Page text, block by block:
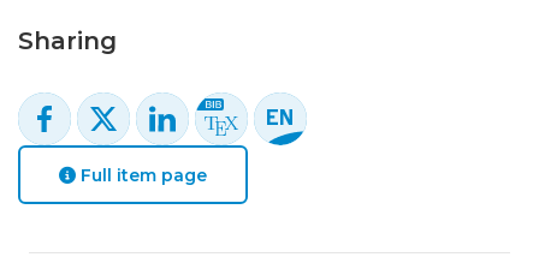
Sharing
Full item page